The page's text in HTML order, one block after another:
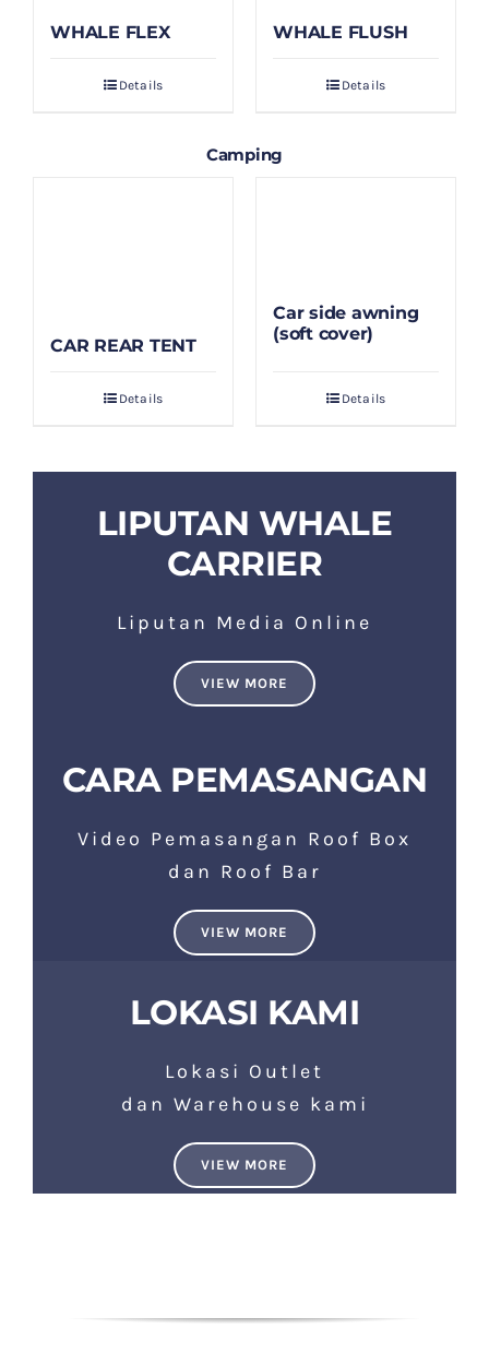
WHALE FLEX
Details
WHALE FLUSH
Details
Camping
CAR REAR TENT
Details
Car side awning
(soft cover)
Details
LIPUTAN WHALE
CARRIER
Liputan Media Online
VIEW MORE
CARA PEMASANGAN
Video Pemasangan Roof Box
dan Roof Bar
VIEW MORE
LOKASI KAMI
Lokasi Outlet
dan Warehouse kami
VIEW MORE